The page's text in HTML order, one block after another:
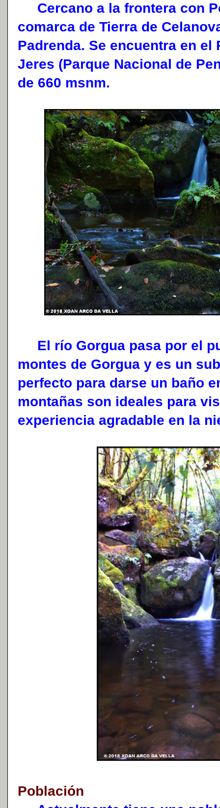
Cercano a la frontera con
comarca de Tierra de
Padrenda. Se encuentra en el
Jeres (Parque Nacional de
de 660 msnm.
El río Gorgua pasa por el
montes de Gorgua y es un
perfecto para darse un baño
montañas son ideales para
experiencia agradable en la
Población